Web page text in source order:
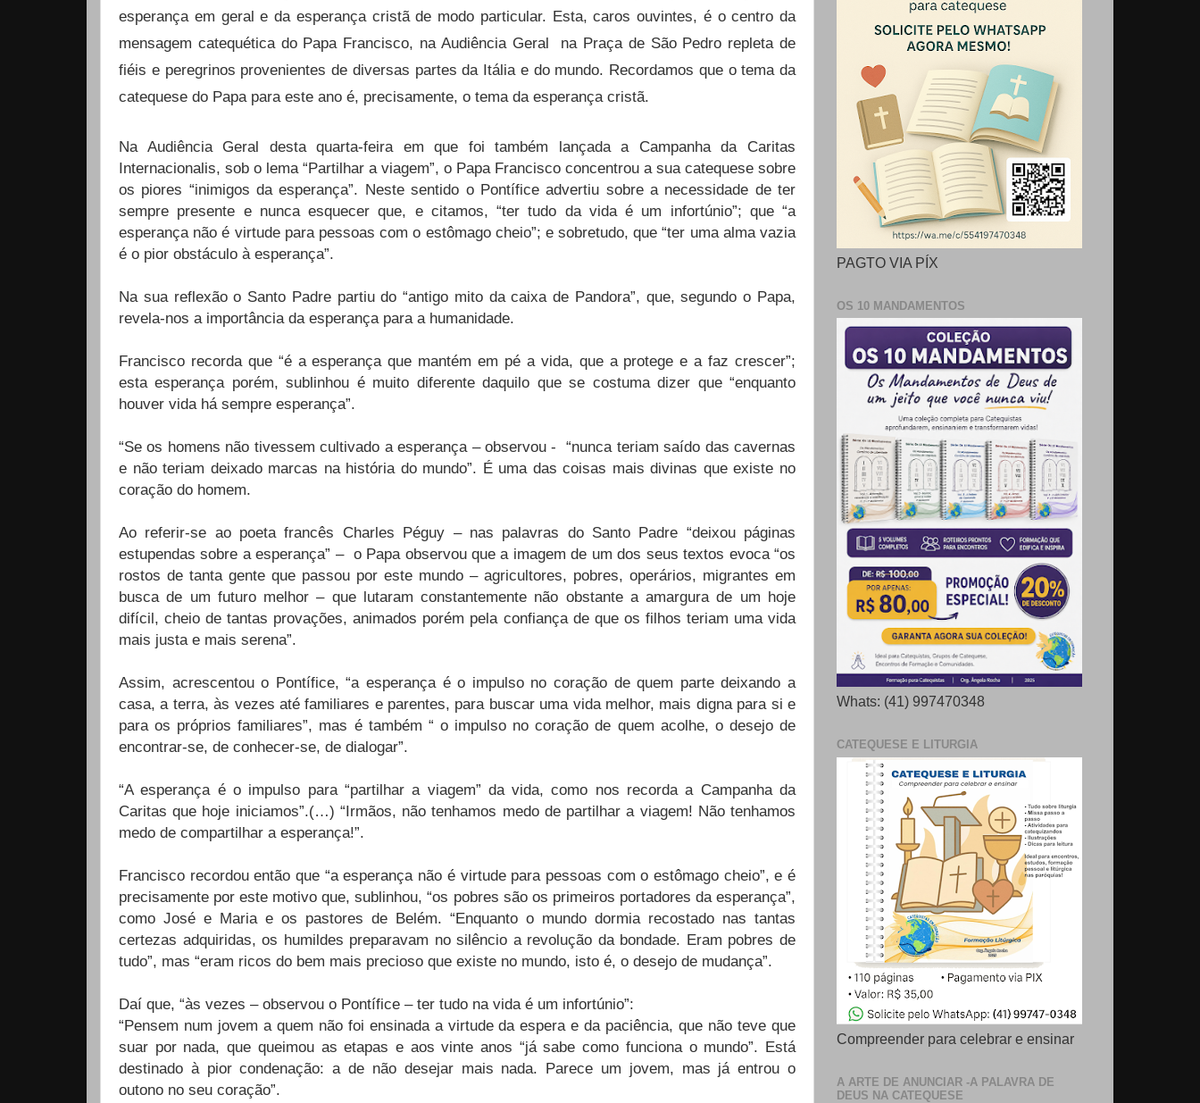
esperança em geral e da esperança cristã de modo particular. Esta, caros ouvintes, é o centro da
mensagem catequética do Papa Francisco, na Audiência Geral na Praça de São Pedro repleta de
fiéis e peregrinos provenientes de diversas partes da Itália e do mundo. Recordamos que o tema da
catequese do Papa para este ano é, precisamente, o tema da esperança cristã.
Na Audiência Geral desta quarta-feira em que foi também lançada a Campanha da Caritas
Internacionalis, sob o lema “Partilhar a viagem”, o Papa Francisco concentrou a sua catequese sobre
os piores “inimigos da esperança”. Neste sentido o Pontífice advertiu sobre a necessidade de ter
sempre presente e nunca esquecer que, e citamos, “ter tudo da vida é um infortúnio”; que “a
esperança não é virtude para pessoas com o estômago cheio”; e sobretudo, que “ter uma alma vazia
é o pior obstáculo à esperança”.
Na sua reflexão o Santo Padre partiu do “antigo mito da caixa de Pandora”, que, segundo o Papa,
revela-nos a importância da esperança para a humanidade.
Francisco recorda que “é a esperança que mantém em pé a vida, que a protege e a faz crescer”;
esta esperança porém, sublinhou é muito diferente daquilo que se costuma dizer que “enquanto
houver vida há sempre esperança”.
“Se os homens não tivessem cultivado a esperança – observou - “nunca teriam saído das cavernas
e não teriam deixado marcas na história do mundo”. É uma das coisas mais divinas que existe no
coração do homem.
Ao referir-se ao poeta francês Charles Péguy – nas palavras do Santo Padre “deixou páginas
estupendas sobre a esperança” – o Papa observou que a imagem de um dos seus textos evoca “os
rostos de tanta gente que passou por este mundo – agricultores, pobres, operários, migrantes em
busca de um futuro melhor – que lutaram constantemente não obstante a amargura de um hoje
difícil, cheio de tantas provações, animados porém pela confiança de que os filhos teriam uma vida
mais justa e mais serena”.
Assim, acrescentou o Pontífice, “a esperança é o impulso no coração de quem parte deixando a
casa, a terra, às vezes até familiares e parentes, para buscar uma vida melhor, mais digna para si e
para os próprios familiares”, mas é também “ o impulso no coração de quem acolhe, o desejo de
encontrar-se, de conhecer-se, de dialogar”.
“A esperança é o impulso para “partilhar a viagem” da vida, como nos recorda a Campanha da
Caritas que hoje iniciamos”.(…) “Irmãos, não tenhamos medo de partilhar a viagem! Não tenhamos
medo de compartilhar a esperança!”.
Francisco recordou então que “a esperança não é virtude para pessoas com o estômago cheio”, e é
precisamente por este motivo que, sublinhou, “os pobres são os primeiros portadores da esperança”,
como José e Maria e os pastores de Belém. “Enquanto o mundo dormia recostado nas tantas
certezas adquiridas, os humildes preparavam no silêncio a revolução da bondade. Eram pobres de
tudo”, mas “eram ricos do bem mais precioso que existe no mundo, isto é, o desejo de mudança”.
Daí que, “às vezes – observou o Pontífice – ter tudo na vida é um infortúnio”:
“Pensem num jovem a quem não foi ensinada a virtude da espera e da paciência, que não teve que
suar por nada, que queimou as etapas e aos vinte anos “já sabe como funciona o mundo”. Está
destinado à pior condenação: a de não desejar mais nada. Parece um jovem, mas já entrou o
outono no seu coração”.
PAGTO VIA PÍX
OS 10 MANDAMENTOS
Whats: (41) 997470348
CATEQUESE E LITURGIA
Compreender para celebrar e ensinar
A ARTE DE ANUNCIAR -A PALAVRA DE
DEUS NA CATEQUESE